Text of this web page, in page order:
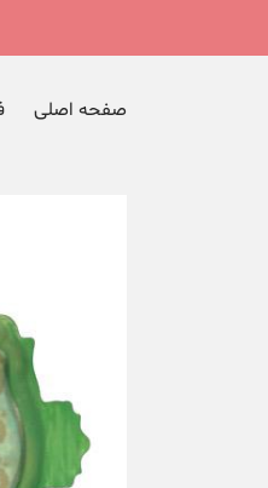
صفحه اصلی